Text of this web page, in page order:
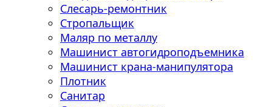
Слесарь-ремонтник
Стропальщик
Маляр по металлу
Машинист автогидроподъемника
Машинист крана-манипулятора
Плотник
Санитар